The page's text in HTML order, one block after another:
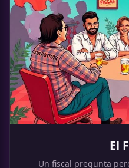
El
Un fiscal pregunta